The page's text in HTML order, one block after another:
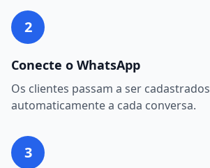
2
Conecte o WhatsApp
Os clientes passam a ser cadastrados
automaticamente a cada conversa.
3